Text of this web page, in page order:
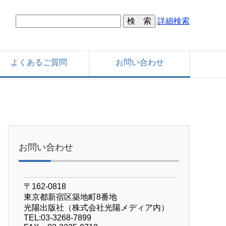
詳細検索
よくあるご質問 お問い合わせ
お問い合わせ
〒162-0818
東京都新宿区築地町8番地
光陽出版社（株式会社光陽メディア内）
TEL:03-3268-7899